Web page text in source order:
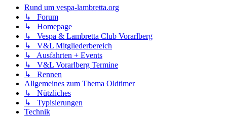
Rund um vespa-lambretta.org
↳ Forum
↳ Homepage
↳ Vespa & Lambretta Club Vorarlberg
↳ V&L Mitgliederbereich
↳ Ausfahrten + Events
↳ V&L Vorarlberg Termine
↳ Rennen
Allgemeines zum Thema Oldtimer
↳ Nützliches
↳ Typisierungen
Technik